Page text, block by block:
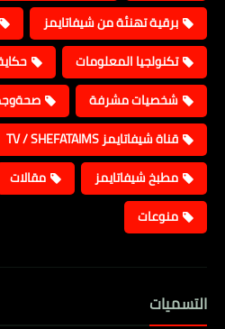
برقية تهنئة من شيفاتايمز
تكنولجيا المعلومات
شخصيات مشرفة
قناة شيفاتايمز TV / SHEFATAIMS
مطبخ شيفاتايمز
مقالات
منوعات
التسميات